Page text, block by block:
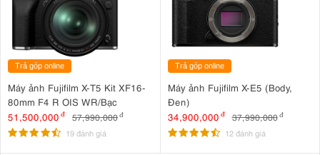
Trả góp online
Máy ảnh Fujifilm X-T5 Kit XF16-
80mm F4 R OIS WR/Bạc
51,500,000 đ 57,990,000đ
19 đánh giá
Trả góp online
Máy ảnh Fujifilm X-E5 (Body,
Đen)
34,900,000 đ 37,990,000 đ
12 đánh giá